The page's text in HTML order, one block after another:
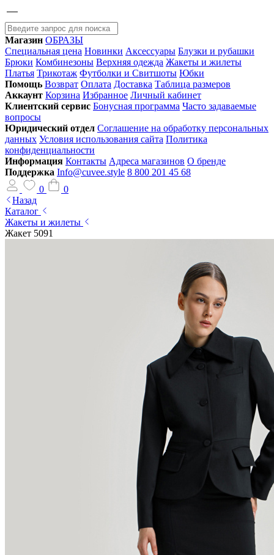
Магазин ОБРАЗЫ
Специальная цена Новинки Аксессуары Блузки и рубашки
Брюки Комбинезоны Верхняя одежда Жакеты и жилеты
Платья Трикотаж Футболки и Свитшоты Юбки
Помощь Возврат Оплата Доставка Таблица размеров
Аккаунт Корзина Избранное Личный кабинет
Клиентский сервис Бонусная программа Часто задаваемые
вопросы
Юридический отдел Соглашение на обработку персональных
данных Условия использования сайта Политика
конфиденциальности
Информация Контакты Адреса магазинов О бренде
Поддержка Info@cuvee.style 8 800 201 45 68
0
0
Назад
Каталог
Жакеты и жилеты
Жакет 5091